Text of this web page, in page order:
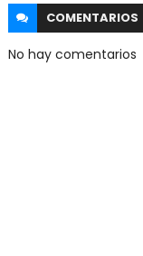
COMENTARIOS
No hay comentarios